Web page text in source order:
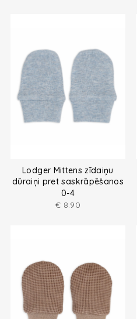
Lodger Mittens zīdaiņu
dūraiņi pret saskrāpēšanos
no melanža dzijas
0-4
€ 8.90